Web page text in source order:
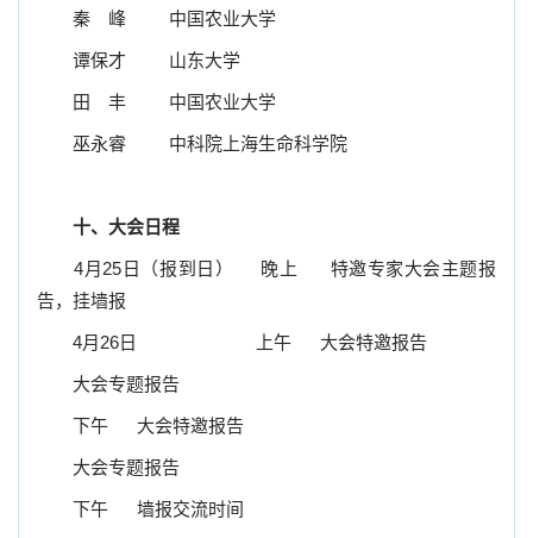
秦 峰 中国农业大学
谭保才 山东大学
田 丰 中国农业大学
巫永睿 中科院上海生命科学院
十、大会日程
4月 25 日（报到日） 晚上
特邀专家大会主题报
告，挂墙报
4月 26日 上午 大会特邀报告
大会专题报告
下午 大会特邀报告
大会专题报告
下午 墙报交流时间